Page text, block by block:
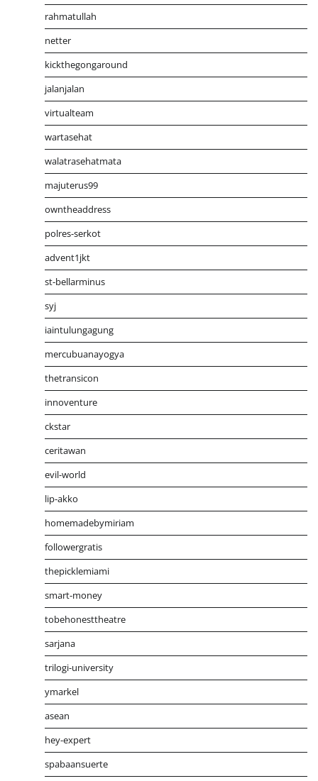
rahmatullah
netter
kickthegongaround
jalanjalan
virtualteam
wartasehat
walatrasehatmata
majuterus99
owntheaddress
polres-serkot
advent1jkt
st-bellarminus
syj
iaintulungagung
mercubuanayogya
thetransicon
innoventure
ckstar
ceritawan
evil-world
lip-akko
homemadebymiriam
followergratis
thepicklemiami
smart-money
tobehonesttheatre
sarjana
trilogi-university
ymarkel
asean
hey-expert
spabaansuerte